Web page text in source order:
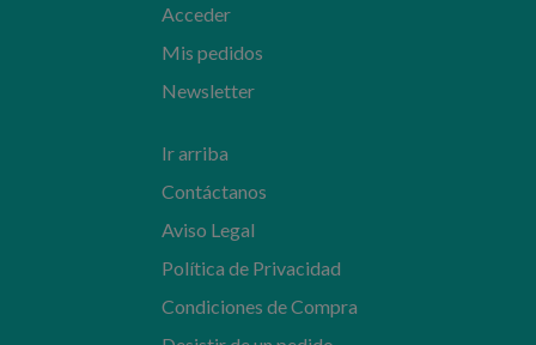
Acceder
Mis pedidos
Newsletter
Ir arriba
Contáctanos
Aviso Legal
Política de Privacidad
Condiciones de Compra